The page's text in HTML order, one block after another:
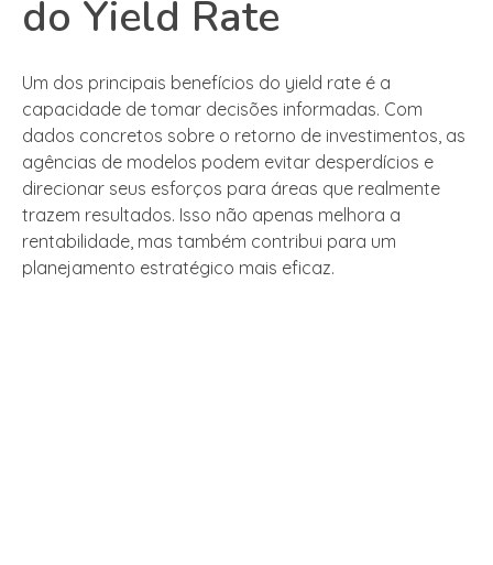
do Yield Rate
Um dos principais benefícios do yield rate é a
capacidade de tomar decisões informadas. Com
dados concretos sobre o retorno de investimentos, as
agências de modelos podem evitar desperdícios e
direcionar seus esforços para áreas que realmente
trazem resultados. Isso não apenas melhora a
rentabilidade, mas também contribui para um
planejamento estratégico mais eficaz.